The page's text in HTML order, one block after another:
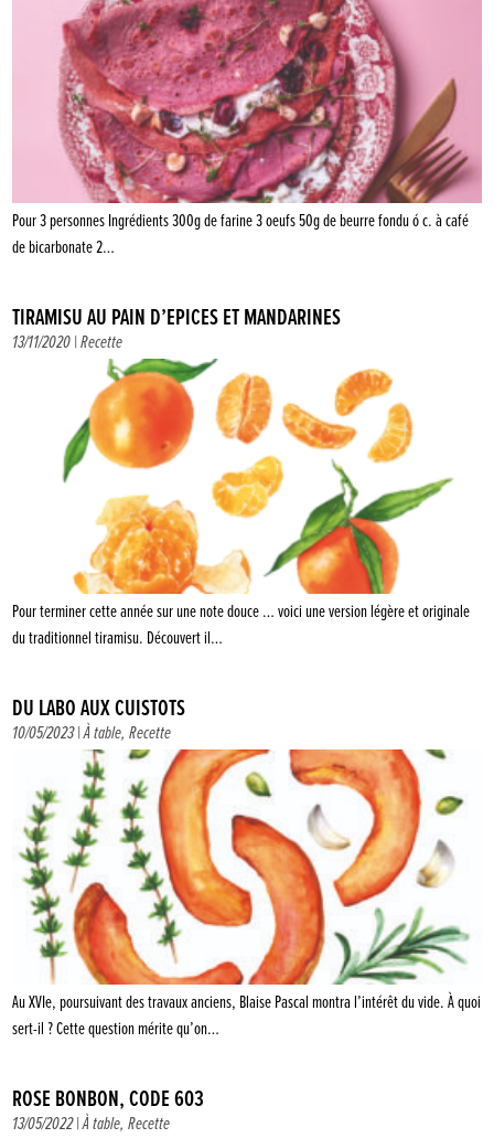
Pour 3 personnes Ingrédients 300g de farine 3 oeufs 50g de beurre fondu ó c. à café
de bicarbonate 2…
TIRAMISU AU PAIN D’ÉPICES ET MANDARINES
13/11/2020 |Recette
Pour terminer cette année sur une note douce … voici une version légère et originale
du traditionnel tiramisu. Découvert il…
DU LABO AUX CUISTOTS
10/05/2023 |À table,Recette
Au XVIe, poursuivant des travaux anciens, Blaise Pascal montra l’intérêt du vide. À quoi
sert-il ? Cette question mérite qu’on…
ROSE BONBON, CODE 603
13/05/2022 |À table,Recette